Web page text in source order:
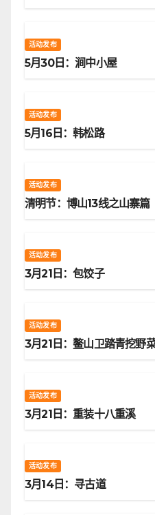
活动发布
5月30日：涧中小屋
活动发布
5月16日：韩松路
活动发布
清明节：博山13线之山寨篇
活动发布
3月21日：包饺子
活动发布
3月21日：鳌山卫踏青挖野
活动发布
3月21日：重装十八重溪
活动发布
3月14日：寻古道